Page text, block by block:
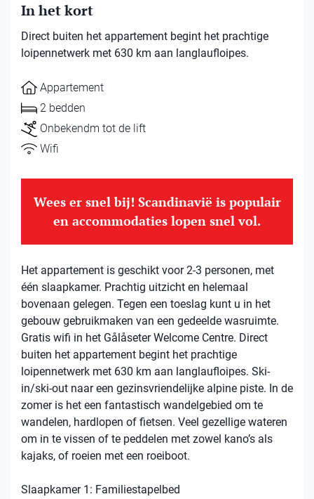
In het kort
Direct buiten het appartement begint het prachtige
loipennetwerk met 630 km aan langlaufloipes.
Appartement
2 bedden
Onbekendm tot de lift
Wifi
Wees er snel bij! Scandinavië is populair
en accommodaties lopen snel vol.
Het appartement is geschikt voor 2-3 personen, met
één slaapkamer. Prachtig uitzicht en helemaal
bovenaan gelegen. Tegen een toeslag kunt u in het
gebouw gebruikmaken van een gedeelde wasruimte.
Gratis wifi in het Gålåseter Welcome Centre. Direct
buiten het appartement begint het prachtige
loipennetwerk met 630 km aan langlaufloipes. Ski-
in/ski-out naar een gezinsvriendelijke alpine piste. In de
zomer is het een fantastisch wandelgebied om te
wandelen, hardlopen of fietsen. Veel gezellige wateren
om in te vissen of te peddelen met zowel kano’s als
kajaks, of roeien met een roeiboot.
Slaapkamer 1: Familiestapelbed